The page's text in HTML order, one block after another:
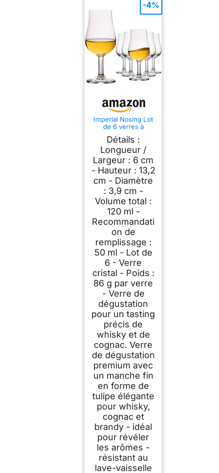
Imperial Nosing Lot
de 6 verres à
whisky et brandy
Verre Crystalline 120
ml Passe au lave-
vaisselle
Détails :
Longueur /
Largeur : 6 cm
- Hauteur : 13,2
cm - Diamètre
: 3,9 cm -
Volume total :
120 ml -
Recommandati
on de
remplissage :
50 ml - Lot de
6 - Verre
cristal - Poids :
86 g par verre
- Verre de
dégustation
pour un tasting
précis de
whisky et de
cognac. Verre
de dégustation
premium avec
un manche fin
en forme de
tulipe élégante
pour whisky,
cognac et
brandy - idéal
pour révéler
les arômes -
résistant au
lave-vaisselle
-4%